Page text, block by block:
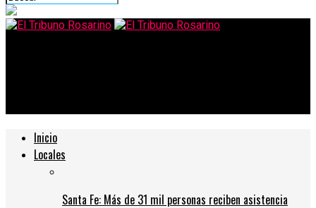
Inicio
Locales
Santa Fe: Más de 31 mil personas reciben asistencia